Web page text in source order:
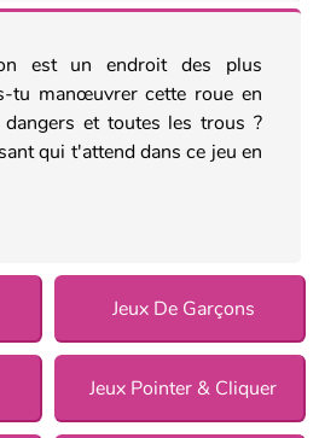
est un endroit des plus
tu manœuvrer cette roue en
et toutes les trous ?
qui t'attend dans ce jeu en
Jeux De Garçons
Jeux Pointer & Cliquer